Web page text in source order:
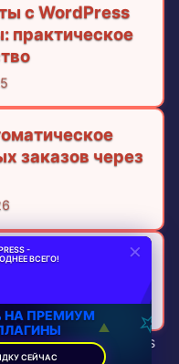
с WordPress
практическое
заказов через
обновление
без рисков
WordPress
×
-
ВСЕГО!
НА ПРЕМИУМ
СЕЙЧАС